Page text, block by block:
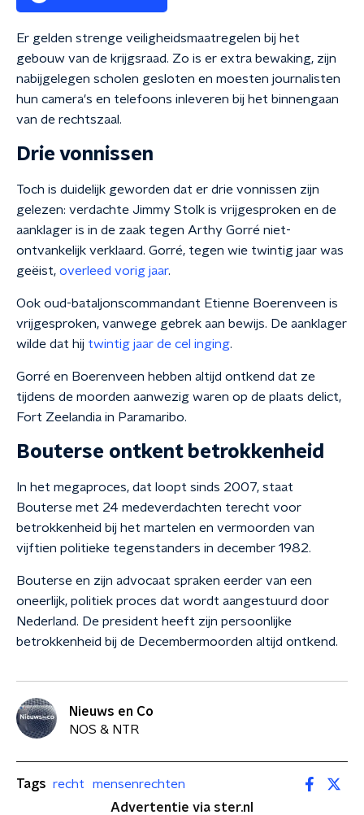
Er gelden strenge veiligheidsmaatregelen bij het
gebouw van de krijgsraad. Zo is er extra bewaking, zijn
nabijgelegen scholen gesloten en moesten journalisten
hun camera's en telefoons inleveren bij het binnengaan
van de rechtszaal.
Drie vonnissen
Toch is duidelijk geworden dat er drie vonnissen zijn
gelezen: verdachte Jimmy Stolk is vrijgesproken en de
aanklager is in de zaak tegen Arthy Gorré niet-
ontvankelijk verklaard. Gorré, tegen wie twintig jaar was
geëist, overleed vorig jaar.
Ook oud-bataljonscommandant Etienne Boerenveen is
vrijgesproken, vanwege gebrek aan bewijs. De aanklager
wilde dat hij twintig jaar de cel inging.
Gorré en Boerenveen hebben altijd ontkend dat ze
tijdens de moorden aanwezig waren op de plaats delict,
Fort Zeelandia in Paramaribo.
Bouterse ontkent betrokkenheid
In het megaproces, dat loopt sinds 2007, staat
Bouterse met 24 medeverdachten terecht voor
betrokkenheid bij het martelen en vermoorden van
vijftien politieke tegenstanders in december 1982.
Bouterse en zijn advocaat spraken eerder van een
oneerlijk, politiek proces dat wordt aangestuurd door
Nederland. De president heeft zijn persoonlijke
betrokkenheid bij de Decembermoorden altijd ontkend.
Nieuws en Co
NOS & NTR
Tags recht
mensenrechten
Advertentie via ster.nl